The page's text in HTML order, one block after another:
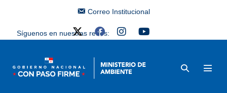
Correo Institucional
Síguenos en nuestras redes: